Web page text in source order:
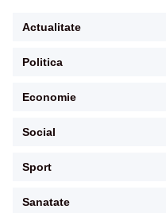
Actualitate
Politica
Economie
Social
Sport
Sanatate